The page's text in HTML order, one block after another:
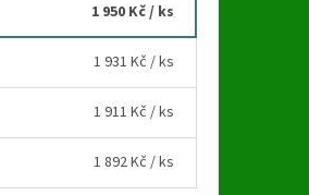
1 950 Kč/ ks
1 931 Kč / ks
1 911 Kč / ks
1 892 Kč / ks